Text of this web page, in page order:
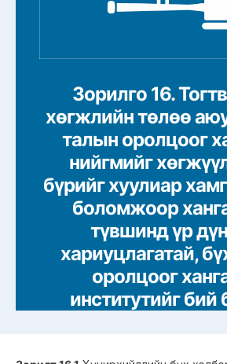
Зорилго 16.
хөгжлийн төлөө
талын оролцоог
нийгмийг
бүрийг хуулиар
боломжоор
түвшинд үр
хариуцлагатай,
оролцоог
институтийг бий